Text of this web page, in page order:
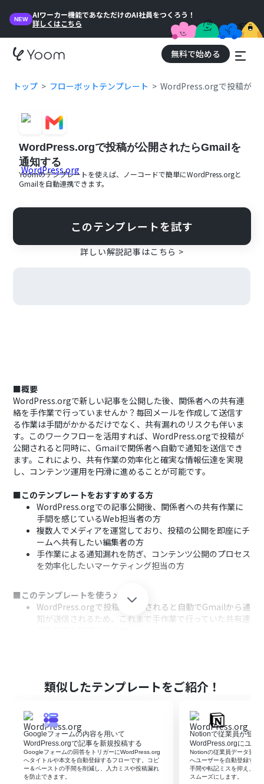
NEW
AIワーカー機能であなただけのAI社員をつくろう！
詳しくはこちら
無料で始める
トップ フローボットテンプレート WordPress.orgで投稿が公
WordPress.orgで投稿が公開されたらGmailを
通知する
Yoomのテンプレートを使えば、ノーコードで簡単にWordPress.orgと
Gmailを自動連携できます。
このテンプレートを試す
詳しい解説記事はこちら >
■概要
WordPress.orgで新しい記事を公開した後、関係者への共有連
絡を手作業で行っていませんか？毎回メールを作成して送信す
る作業は手間がかかるだけでなく、共有漏れのリスクも伴いま
す。このワークフローを活用すれば、WordPress.orgで投稿が
公開されると同時に、Gmailで関係者へ自動で通知を送信でき
ます。これにより、共有作業の効率化と確実な情報伝達を実現
し、コンテンツ運用を円滑に進めることが可能です。
■このテンプレートをおすすめする方
WordPress.orgでの記事公開後、関係者への共有作業に
手間を感じているWeb担当者の方
複数人でメディアを運営しており、投稿の公開を即座にチ
ームへ共有したい編集者の方
手作業による通知漏れを防ぎ、コンテンツ公開のプロセス
を効率化したいマーケティング担当の方
■このテンプレートを使うメリット
WordPress.orgで投稿が公開されると自動でGmailから通
知が送信されるため、これまで手作業で行っていた共有連
■フローボットの流れ
す。
次に、トリガーでWordPress.orgを選択し、「投稿が公
開されたら」というアクションを設定します。
最後に、オペレーションでGmailの「メールを送る」アク
ションを設定し、通知内容を記載して送信先などを指定
します。
類似したテンプレートをご紹介！
Googleフォームの内容を用いて
WordPress.orgで記事を新規投稿する
Googleフォームの回答をトリガーにWordPress.org
へタイトルや本文を自動登録するフローです。コピ
ー＆ペーストの手間を削減し、入力ミスや投稿漏れ
を防止できます。
Notionで従業員が登録
WordPress.orgにユー
Notionの従業員データ更新
へユーザーを自動登録する
手間や転記ミスを抑え、日
スムーズにします。